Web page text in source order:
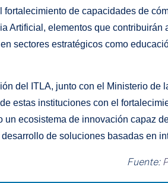
fortalecimiento de capacidades de
Artificial, elementos que
sectores estratégicos como
del ITLA, junto con el Ministerio de
estas instituciones con el
un ecosistema de innovación capaz
de soluciones basadas en
Fuente: